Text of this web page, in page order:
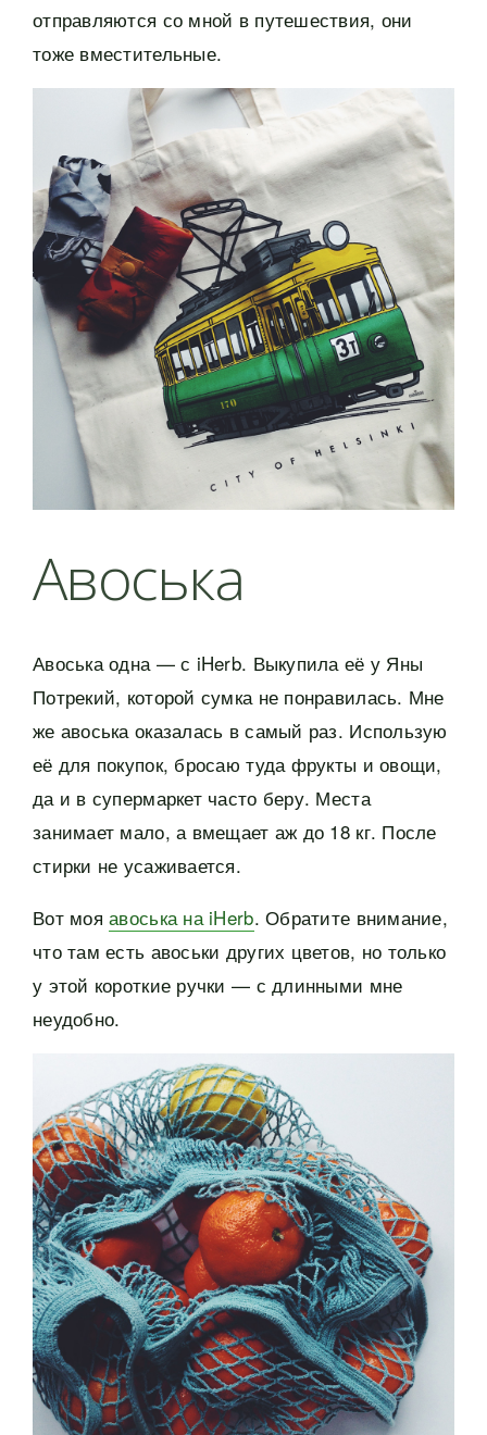
отправляются со мной в путешествия, они
тоже вместительные.
Авоська
Авоська одна — с iHerb. Выкупила её у Яны
Потрекий, которой сумка не понравилась. Мне
же авоська оказалась в самый раз. Использую
её для покупок, бросаю туда фрукты и овощи,
да и в супермаркет часто беру. Места
занимает мало, а вмещает аж до 18 кг. После
стирки не усаживается.
Вот мояавоська на iHerb. Обратите внимание,
что там есть авоськи других цветов, но только
у этой короткие ручки — с длинными мне
неудобно.